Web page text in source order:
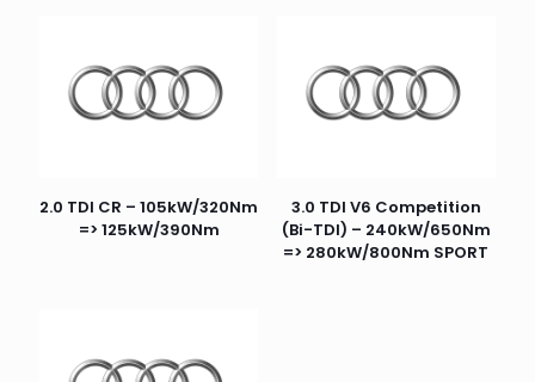
2.0 TDI CR – 105kW/320Nm
=> 125kW/390Nm
3.0 TDI V6 Competition
(Bi-TDI) – 240kW/650Nm
=> 280kW/800Nm SPORT